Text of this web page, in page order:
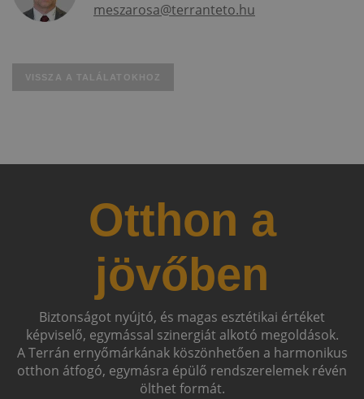
meszarosa@terranteto.hu
VISSZA A TALÁLATOKHOZ
Otthon a
jövőben
Biztonságot nyújtó, és magas esztétikai értéket
képviselő, egymással szinergiát alkotó megoldások.
A Terrán ernyőmárkának köszönhetően a harmonikus
otthon átfogó, egymásra épülő rendszerelemek révén
ölthet formát.